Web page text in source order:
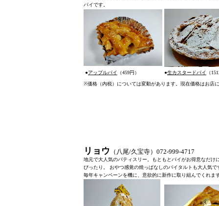
パイです。
●アップルパイ （459円） ●生カスタードパイ （
※価格（内税）については変動があります。現在価格はお店
リョウ （八尾/久宝寺）072-999-4717
地元で大人気のパティスリー。もともとパイがお得意なだ
ぴったり。 おやつ感覚の焼っぱなしのパイタルトも大人気で
毎年キャンペーンを機に、意欲的に新作に取り組んでくれ